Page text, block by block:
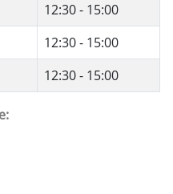
12:30 - 15:00
12:30 - 15:00
12:30 - 15:00